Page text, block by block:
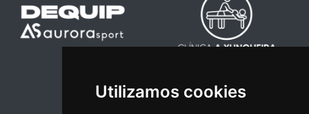
Utilizamos cookies